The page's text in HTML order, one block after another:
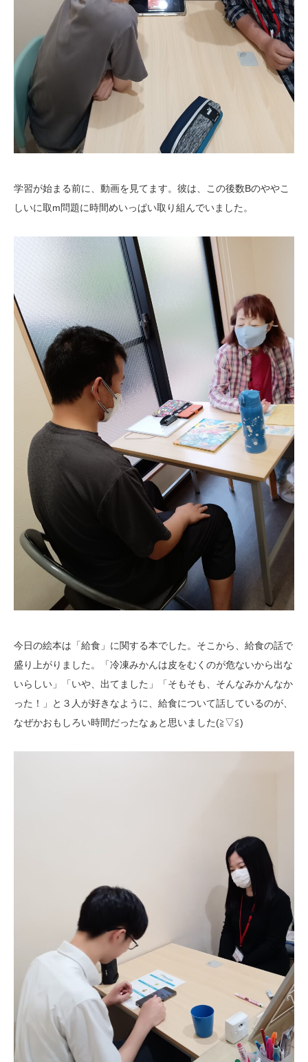
学習が始まる前に、動画を見てます。彼は、この後数Bのややこ
しいに取m問題に時間めいっぱい取り組んでいました。
今日の絵本は「給食」に関する本でした。そこから、給食の話で
盛り上がりました。「冷凍みかんは皮をむくのが危ないから出な
いらしい」「いや、出てました」「そもそも、そんなみかんなか
った！」と３人が好きなように、給食について話しているのが、
なぜかおもしろい時間だったなぁと思いました(≧▽≦)